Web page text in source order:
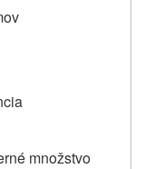
množstvo